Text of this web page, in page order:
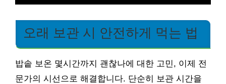
오래 보관 시 안전하게 먹는 법
밥솥 보온 몇시간까지 괜찮나에 대한 고민, 이제 전
문가의 시선으로 해결합니다. 단순히 보관 시간을